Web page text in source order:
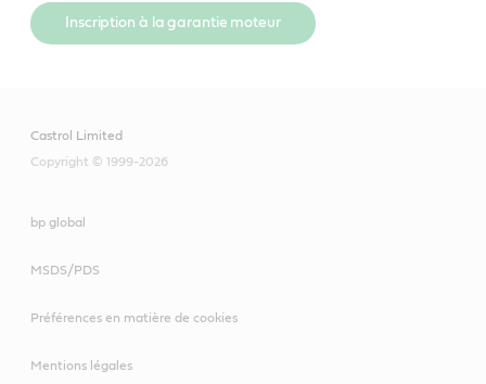
Inscription à la garantie moteur
Castrol Limited
Copyright © 1999-2026
bp global
MSDS/PDS
Préférences en matière de cookies
Mentions légales